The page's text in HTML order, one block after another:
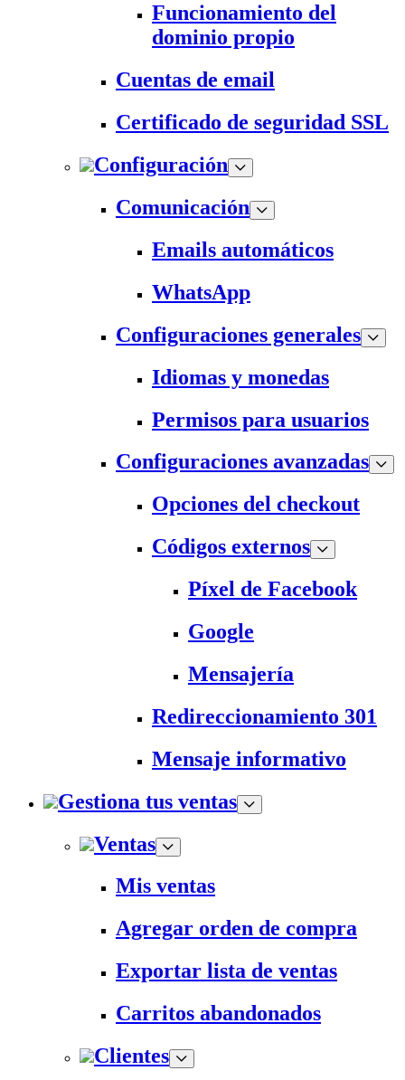
Funcionamiento del
dominio propio
Cuentas de email
Certificado de seguridad SSL
Configuración
Comunicación
Emails automáticos
WhatsApp
Configuraciones generales
Idiomas y monedas
Permisos para usuarios
Configuraciones avanzadas
Opciones del checkout
Códigos externos
Píxel de Facebook
Google
Mensajería
Redireccionamiento 301
Mensaje informativo
Gestiona tus ventas
Ventas
Mis ventas
Agregar orden de compra
Exportar lista de ventas
Carritos abandonados
Clientes